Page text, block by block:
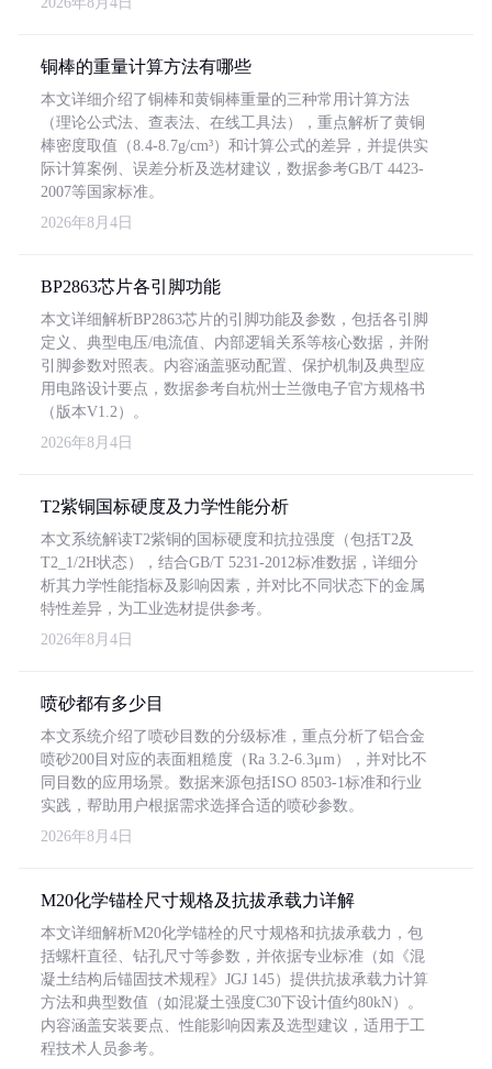
铜棒的重量计算方法有哪些
本文详细介绍了铜棒和黄铜棒重量的三种常用计算方法
（理论公式法、查表法、在线工具法），重点解析了黄铜
棒密度取值（8.4-8.7g/cm³）和计算公式的差异，并提供实
际计算案例、误差分析及选材建议，数据参考GB/T 4423-
2007等国家标准。
2026年8月4日
BP2863芯片各引脚功能
本文详细解析BP2863芯片的引脚功能及参数，包括各引脚
定义、典型电压/电流值、内部逻辑关系等核心数据，并附
引脚参数对照表。内容涵盖驱动配置、保护机制及典型应
用电路设计要点，数据参考自杭州士兰微电子官方规格书
（版本V1.2）。
2026年8月4日
T2紫铜国标硬度及力学性能分析
本文系统解读T2紫铜的国标硬度和抗拉强度（包括T2及
T2_1/2H状态），结合GB/T 5231-2012标准数据，详细分
析其力学性能指标及影响因素，并对比不同状态下的金属
特性差异，为工业选材提供参考。
2026年8月4日
喷砂都有多少目
本文系统介绍了喷砂目数的分级标准，重点分析了铝合金
喷砂200目对应的表面粗糙度（Ra 3.2-6.3μm），并对比不
同目数的应用场景。数据来源包括ISO 8503-1标准和行业
实践，帮助用户根据需求选择合适的喷砂参数。
2026年8月4日
M20化学锚栓尺寸规格及抗拔承载力详解
本文详细解析M20化学锚栓的尺寸规格和抗拔承载力，包
括螺杆直径、钻孔尺寸等参数，并依据专业标准（如《混
凝土结构后锚固技术规程》JGJ 145）提供抗拔承载力计算
方法和典型数值（如混凝土强度C30下设计值约80kN）。
内容涵盖安装要点、性能影响因素及选型建议，适用于工
程技术人员参考。